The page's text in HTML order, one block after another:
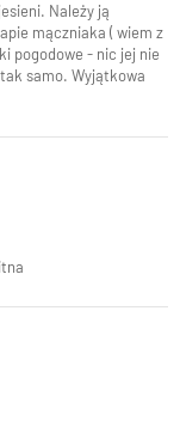
Należy ją
mączniaka ( wiem z
pogodowe - nic jej nie
samo. Wyjątkowa